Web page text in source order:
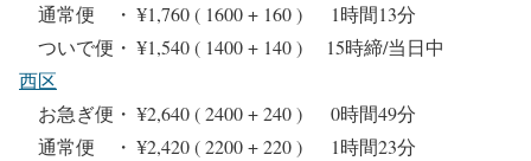
通常便 ・ ¥1,760 ( 1600 + 160 ) 1時間13分
ついで便・ ¥1,540 ( 1400 + 140 ) 15時締/当日中
西区
お急ぎ便・ ¥2,640 ( 2400 + 240 ) 0時間49分
通常便 ・ ¥2,420 ( 2200 + 220 ) 1時間23分